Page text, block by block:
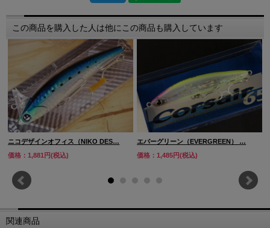
この商品を購入した人は他にこの商品も購入しています
ニコデザインオフィス（NIKO DES…
価格：1,881円(税込)
エバーグリーン（EVERGREEN） …
価格：1,485円(税込)
関連商品